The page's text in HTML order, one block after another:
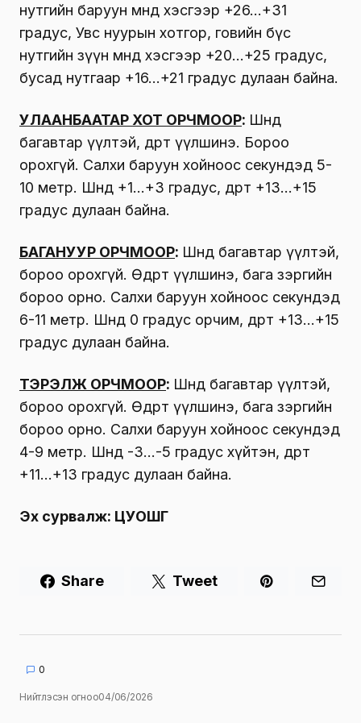
нутгийн баруун өмнөд хэсгээр +26…+31
градус, Увс нуурын хотгор, говийн бүс
нутгийн зүүн өмнөд хэсгээр +20…+25 градус,
бусад нутгаар +16…+21 градус дулаан байна.
УЛААНБААТАР ХОТ ОРЧМООР: Шөнөдөө
багавтар үүлтэй, өдөртөө үүлшинэ. Бороо
орохгүй. Салхи баруун хойноос секундэд 5-
10 метр. Шөнөдөө +1…+3 градус, өдөртөө +13…+15
градус дулаан байна.
БАГАНУУР ОРЧМООР: Шөнөдөө багавтар үүлтэй,
бороо орохгүй. Өдөртөө үүлшинэ, бага зэргийн
бороо орно. Салхи баруун хойноос секундэд
6-11 метр. Шөнөдөө 0 градус орчим, өдөртөө +13…+15
градус дулаан байна.
ТЭРЭЛЖ ОРЧМООР: Шөнөдөө багавтар үүлтэй,
бороо орохгүй. Өдөртөө үүлшинэ, бага зэргийн
бороо орно. Салхи баруун хойноос секундэд
4-9 метр. Шөнөдөө -3…-5 градус хүйтэн, өдөртөө
+11…+13 градус дулаан байна.
Эх сурвалж: ЦУОШГ
Share Tweet
0
Нийтлэсэн огноо04/06/2026